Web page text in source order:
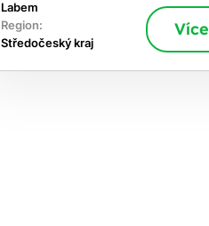
Labem
Region:
Středočeský kraj
Více